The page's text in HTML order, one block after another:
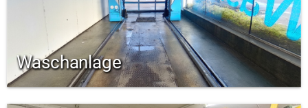
Waschanlage